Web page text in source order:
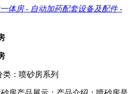
体房 - 自动加药配套设备及配件 -
类：喷砂房系列